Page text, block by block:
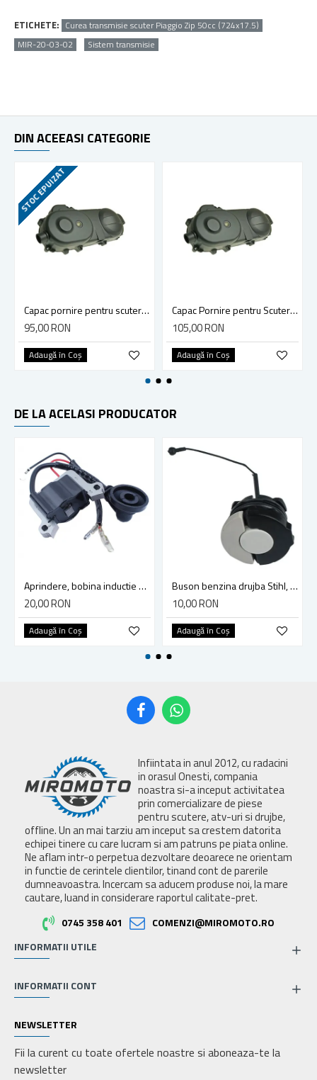
ETICHETE: Curea transmisie scuter Piaggio Zip 50cc (724x17.5)
MIR-20-03-02
Sistem transmisie
DIN ACEEASI CATEGORIE
STOC EPUIZAT
Capac pornire pentru scutere chinezesti 4 Timpi cu roata pe 10', curea 669, lungime 40cm, GY6 50cc
95,00 RON
Adaugă în Coş
Capac Pornire pentru Scutere Chinezesti 4 Timpi cu Roata pe 12', Curea 729, Lungime 43cm, GY6 50cc-80cc
105,00 RON
Adaugă în Coş
DE LA ACELASI PRODUCATOR
Aprindere, bobina inductie motocoasa chinezeasca TL43 TL 52, Ruris Dac 210, Dac 310
20,00 RON
Adaugă în Coş
Buson benzina drujba Stihl, model cu clapeta
10,00 RON
Adaugă în Coş
Infiintata in anul 2012, cu radacini
in orasul Onesti, compania
noastra si-a inceput activitatea
prin comercializare de piese
pentru scutere, atv-uri si drujbe,
offline. Un an mai tarziu am inceput sa crestem datorita
echipei tinere cu care lucram si am patruns pe piata online.
Ne aflam intr-o perpetua dezvoltare deoarece ne orientam
in functie de cerintele clientilor, tinand cont de parerile
dumneavoastra. Incercam sa aducem produse noi, la mare
cautare, luand in considerare raportul calitate-pret.
0745 358 401
COMENZI@MIROMOTO.RO
INFORMATII UTILE
INFORMATII CONT
NEWSLETTER
Fii la curent cu toate ofertele noastre si aboneaza-te la
newsletter